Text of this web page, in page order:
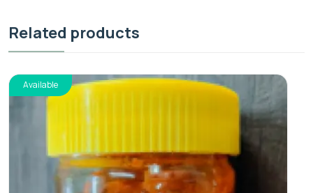
Related products
Available